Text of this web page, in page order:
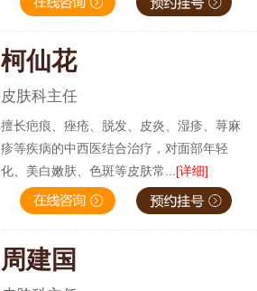
柯仙花
皮肤科主任
擅长疤痕、痤疮、脱发、皮炎、湿疹、荨麻
疹等疾病的中西医结合治疗，对面部年轻
化、美白嫩肤、色斑等皮肤常... [详细]
周建国